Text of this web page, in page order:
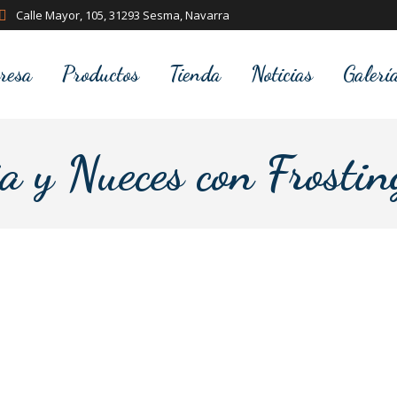
Calle Mayor, 105, 31293 Sesma, Navarra
Productos Tienda Noticias
Nueces con